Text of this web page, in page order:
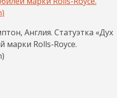
Англия. Статуэтка «Дух
марки Rolls-Royce.